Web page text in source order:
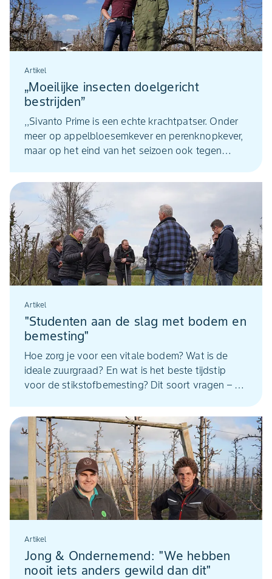
Artikel
„Moeilijke insecten doelgericht
bestrijden”
,,Sivanto Prime is een echte krachtpatser. Onder
meer op appelbloesemkever en perenknopkever,
maar op het eind van het seizoen ook tegen
Wakker van AR Plant. Ondanks het wat lastige
etiket, ziet hij mogelijkheden om het middel
gericht en effectief in te zetten tegen ‘moeilijke’
insecten.
Artikel
"Studenten aan de slag met bodem en
bemesting"
Hoe zorg je voor een vitale bodem? Wat is de
ideale zuurgraad? En wat is het beste tijdstip
voor de stikstofbemesting? Dit soort vragen – en
tijdens een studiemiddag ‘Bodem & Bemesting’
voor studenten van Fruit Tech Campus.
Artikel
Jong & Ondernemend: "We hebben
nooit iets anders gewild dan dit"